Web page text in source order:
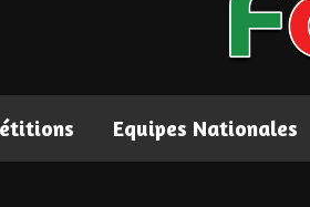
Equipes Nationales